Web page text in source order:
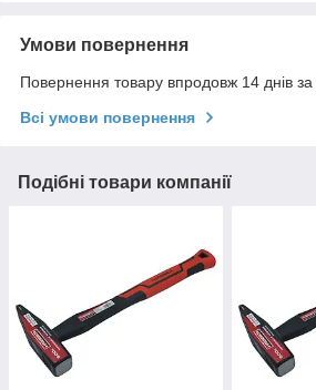
Умови повернення
Повернення товару впродовж 14 днів
Всі умови повернення
Подібні товари компанії